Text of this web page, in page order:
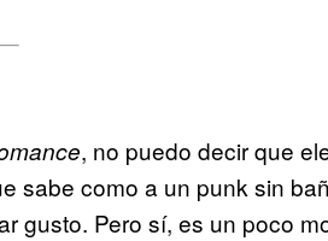
, no puedo decir que
sabe como a un punk sin
gusto. Pero sí, es un poco